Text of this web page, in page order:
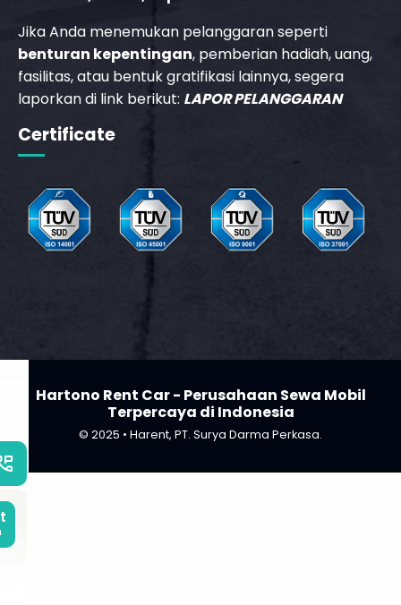
Jika Anda menemukan pelanggaran seperti
benturan kepentingan, pemberian hadiah, uang,
fasilitas, atau bentuk gratifikasi lainnya, segera
laporkan di link berikut: LAPOR PELANGGARAN
Certificate
Hartono Rent Car - Perusahaan Sewa Mobil
Terpercaya di Indonesia
© 2025 • Harent, PT. Surya Darma Perkasa.